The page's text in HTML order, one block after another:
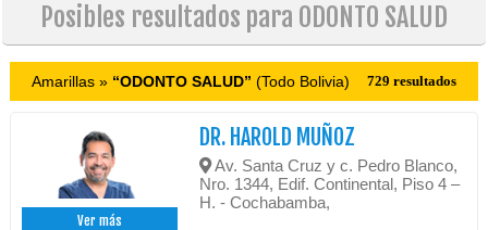
Posibles resultados para ODONTO SALUD
Amarillas » “ODONTO SALUD” (Todo Bolivia) 729 resultados
Ver más
DR. HAROLD MUÑOZ
Av. Santa Cruz y c. Pedro Blanco,
Nro. 1344, Edif. Continental, Piso 4 –
H. - Cochabamba,